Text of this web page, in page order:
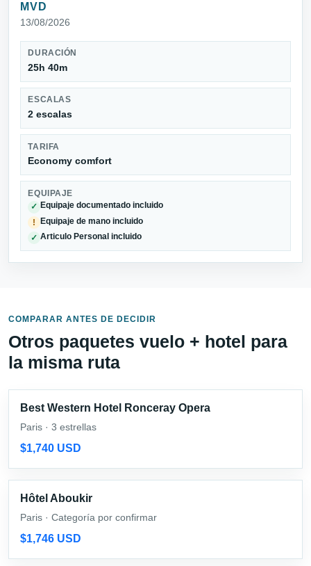
MVD
13/08/2026
DURACIÓN
25h 40m
ESCALAS
2 escalas
TARIFA
Economy comfort
EQUIPAJE
✓ Equipaje documentado incluido
! Equipaje de mano incluido
✓ Articulo Personal incluido
COMPARAR ANTES DE DECIDIR
Otros paquetes vuelo + hotel para
la misma ruta
Best Western Hotel Ronceray Opera
Paris · 3 estrellas
$1,740 USD
Hôtel Aboukir
Paris · Categoría por confirmar
$1,746 USD